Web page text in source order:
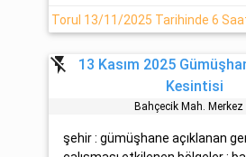
flash_off
13 Kasım 2025
Kesintisi
Bahçeci̇k Mah. Merkez
şehir : gümüşhane açıklanan